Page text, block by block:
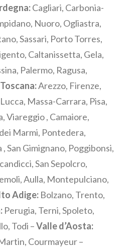
Cagliari, Carbonia-
Nuoro, Ogliastra,
Sassari, Porto Torres,
Caltanissetta, Gela,
Palermo, Ragusa,
Toscana:Arezzo, Firenze,
Massa-Carrara, Pisa,
Viareggio , Camaiore,
Marmi, Pontedera,
San Gimignano, Poggibonsi,
San Sepolcro,
Aulla, Montepulciano,
Adige: Bolzano, Trento,
Perugia, Terni, Spoleto,
Todi –Valle d’Aosta:
Courmayeur –